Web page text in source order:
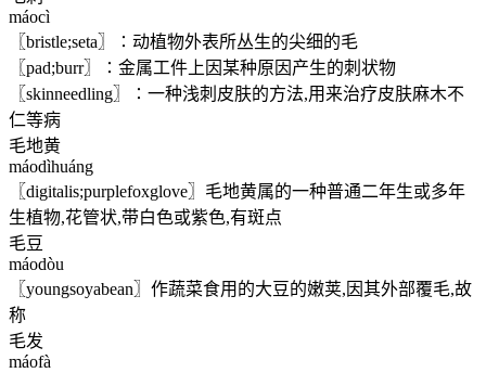
máocì
〖bristle;seta〗∶动植物外表所丛生的尖细的毛
〖pad;burr〗∶金属工件上因某种原因产生的刺状物
〖skinneedling〗∶一种浅刺皮肤的方法,用来治疗皮肤麻木不
仁等病
毛地黄
máodìhuáng
〖digitalis;purplefoxglove〗毛地黄属的一种普通二年生或多年
生植物,花管状,带白色或紫色,有斑点
毛豆
máodòu
〖youngsoyabean〗作蔬菜食用的大豆的嫩荚,因其外部覆毛,故
称
毛发
máofà